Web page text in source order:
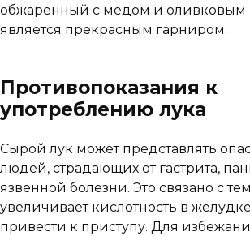
обжаренный с медом и оливковым
является прекрасным гарниром.
Противопоказания к
употреблению лука
Сырой лук может представлять
людей, страдающих от гастрита,
язвенной болезни. Это связано с
увеличивает кислотность в
привести к приступу. Для